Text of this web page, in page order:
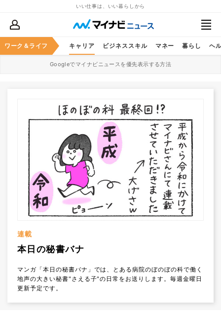
いい仕事は、いい暮らしから
ワーク＆ライフ キャリア ビジネススキル マネー 暮らし ヘ
Googleでマイナビニュースを優先表示する方法
連載
本日の秘書バナ
マンガ「本日の秘書バナ」では、とある病院のぼのぼの科で働く
地声の大きい秘書"さえる子"の日常をお送りします。毎週金曜日
更新予定です。